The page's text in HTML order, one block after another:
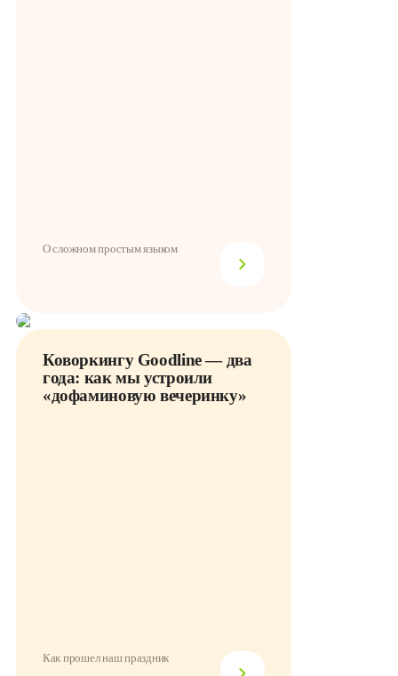
О сложном простым языком
Коворкингу Goodline — два
года: как мы устроили
«дофаминовую вечеринку»
Как прошел наш праздник